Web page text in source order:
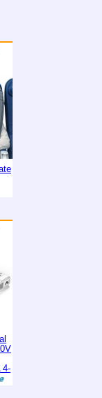
4-